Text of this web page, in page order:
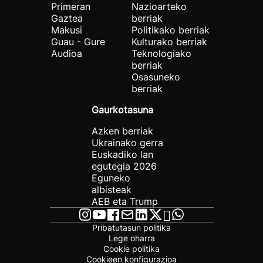
Primeran
Gaztea
Makusi
Guau - Gure
Audioa
Nazioarteko
berriak
Politikako berriak
Kulturako berriak
Teknologiako
berriak
Osasuneko
berriak
Gaurkotasuna
Azken berriak
Ukrainako gerra
Euskadiko lan
egutegia 2026
Eguneko
albisteak
AEB eta Trump
Pribatutasun politika
Lege oharra
Cookie politika
Cookieen konfigurazioa